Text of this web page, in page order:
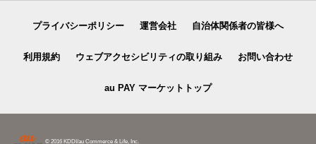
プライバシーポリシー 運営会社 自治体関係者の皆様へ
利用規約 ウェブアクセシビリティの取り組み お問い合わせ
au PAY マーケットトップ
© 2016 KDDI/au Commerce & Life, Inc.